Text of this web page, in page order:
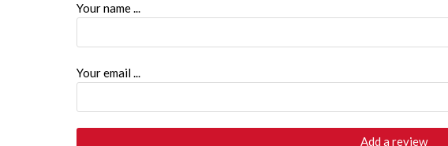
Your name ...
Your email ...